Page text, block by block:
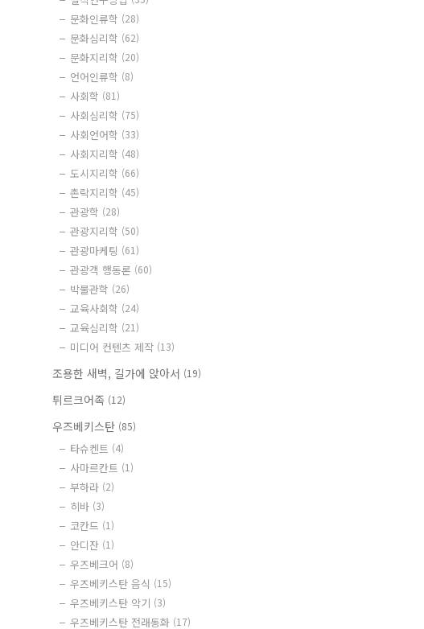
문화인류학 (28)
문화심리학 (62)
문화지리학 (20)
언어인류학 (8)
사회학 (81)
사회심리학 (75)
사회언어학 (33)
사회지리학 (48)
도시지리학 (66)
촌락지리학 (45)
관광학 (28)
관광지리학 (50)
관광마케팅 (61)
관광객 행동론 (60)
박물관학 (26)
교육사회학 (24)
교육심리학 (21)
미디어 컨텐츠 제작 (13)
조용한 새벽, 길가에 앉아서 (19)
튀르크어족 (12)
우즈베키스탄 (85)
타슈켄트 (4)
사마르칸트 (1)
부하라 (2)
히바 (3)
코칸드 (1)
안디잔 (1)
우즈베크어 (8)
우즈베키스탄 음식 (15)
우즈베키스탄 악기 (3)
우즈베키스탄 전래동화 (17)